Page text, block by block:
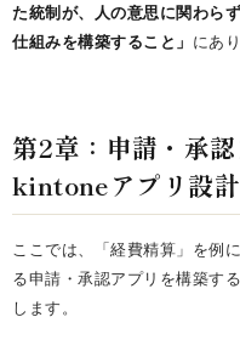
た統制が、人の意思に関わら
仕組みを構築すること」 にあ
第2章：申請・承
kintoneアプリ設計
ここでは、「経費精算」を例
る申請・承認アプリを構築す
します。